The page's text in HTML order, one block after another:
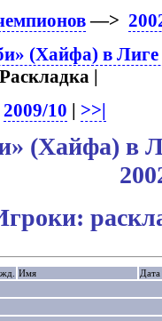
—>
(Хайфа) в Лиге
|
2009/10 | >>|
(Хайфа) в
Имя